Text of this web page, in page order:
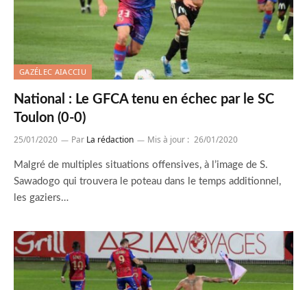
GAZÉLEC AIACCIU
National : Le GFCA tenu en échec par le SC
Toulon (0-0)
25/01/2020 Par La rédaction Mis à jour : 26/01/2020
Malgré de multiples situations offensives, à l’image de S.
Sawadogo qui trouvera le poteau dans le temps additionnel,
les gaziers…